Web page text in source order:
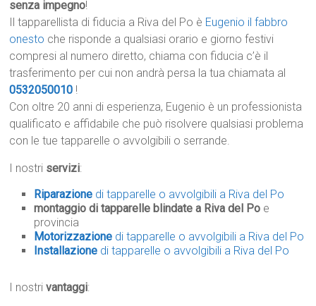
senza impegno!
Il tapparellista di fiducia a Riva del Po è Eugenio il fabbro
onesto che risponde a qualsiasi orario e giorno festivi
compresi al numero diretto, chiama con fiducia c’è il
trasferimento per cui non andrà persa la tua chiamata al
0532050010 !
Con oltre 20 anni di esperienza, Eugenio è un professionista
qualificato e affidabile che può risolvere qualsiasi problema
con le tue tapparelle o avvolgibili o serrande.
I nostri servizi:
Riparazione di tapparelle o avvolgibili a Riva del Po
montaggio di tapparelle blindate a Riva del Po e
provincia
Motorizzazione di tapparelle o avvolgibili a Riva del Po
Installazione di tapparelle o avvolgibili a Riva del Po
I nostrivantaggi: